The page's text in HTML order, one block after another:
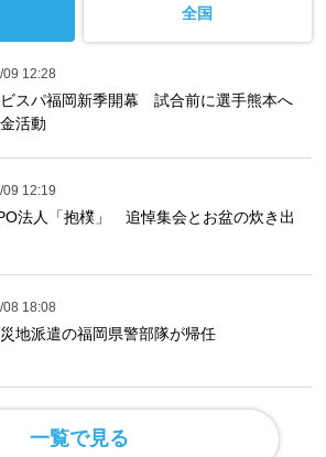
全国
09 12:28
スパ福岡新季開幕 試合前に選手熊本へ
活動
09 12:19
法人「抱樸」 追悼集会とお盆の炊き出
08 18:08
地派遣の福岡県警部隊が帰任
一覧で見る